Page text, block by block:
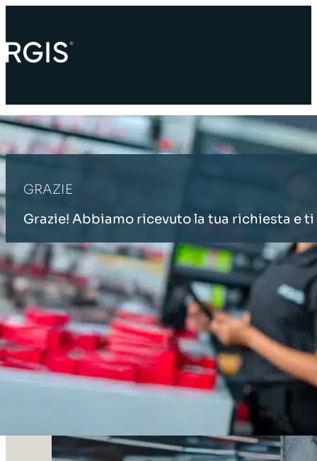
GRAZIE
Grazie! Abbiamo ricevuto la tua richiesta e
PAGINA INIZIALE GRAZIE
Chi è RGIS
RGIS opera su tutto il territorio italiano, con sede